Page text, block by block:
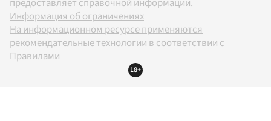
предоставляет справочной информации.
Информация об ограничениях
На информационном ресурсе применяются
рекомендательные технологии в соответствии с
Правилами
18+